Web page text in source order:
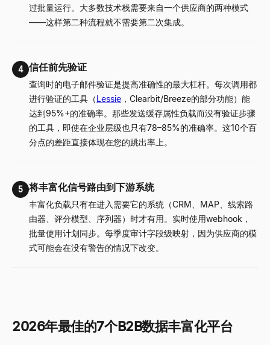
过批量运行。大多数技术栈需要来自一个供应商的两种模式
——这样第二种流程就不需要第二次集成。
4 信任前先验证
查询时的电子邮件验证是提高准确性的最大杠杆。每次调用都
进行验证的工具（Lessie ，Clearbit/Breeze的部分功能）能
达到95%+的准确率。那些发送缓存属性负载而没有验证步骤
的工具，即使在企业层级也只有78–85%的准确率。这10个百
分点的差距直接体现在您的跳出率上。
5 将丰富化信号路由到下游系统
丰富化负载只有在进入需要它的系统（CRM、MAP、线索路
由器、评分模型、序列器）时才有用。实时使用webhook，
批量使用计划同步。每季度审计字段级映射，因为供应商的模
式可能会在没有警告的情况下改变。
2026年最佳的7个B2B数据丰富化平台